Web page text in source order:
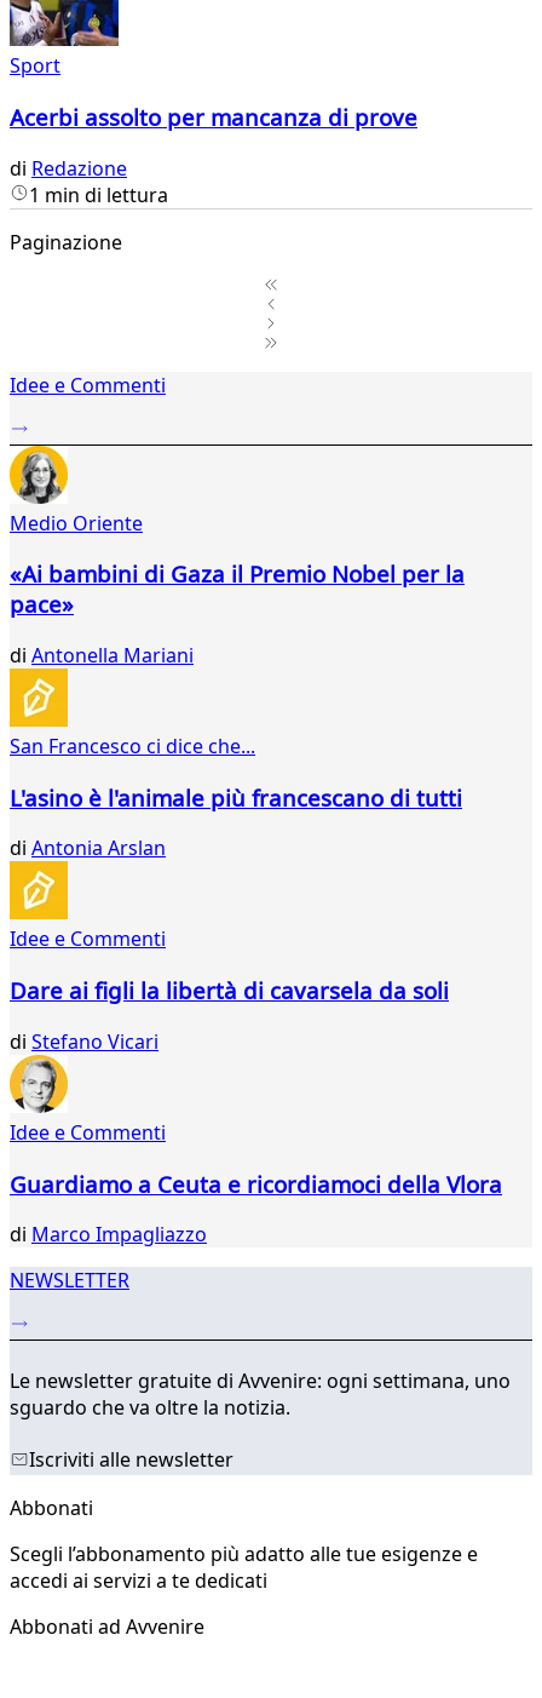
Sport
Acerbi assolto per mancanza di prove
di Redazione
1 min di lettura
Paginazione
2Idee e Commenti
Medio Oriente
«Ai bambini di Gaza il Premio Nobel per la
pace»
di Antonella Mariani
San Francesco ci dice che...
L'asino è l'animale più francescano di tutti
di Antonia Arslan
Idee e Commenti
Dare ai figli la libertà di cavarsela da soli
di Stefano Vicari
Idee e Commenti
Guardiamo a Ceuta e ricordiamoci della Vlora
di Marco Impagliazzo
NEWSLETTER
Le newsletter gratuite di Avvenire: ogni settimana, uno
sguardo che va oltre la notizia.
Iscriviti alle newsletter
Abbonati
Scegli l’abbonamento più adatto alle tue esigenze e
accedi ai servizi a te dedicati
Abbonati ad Avvenire